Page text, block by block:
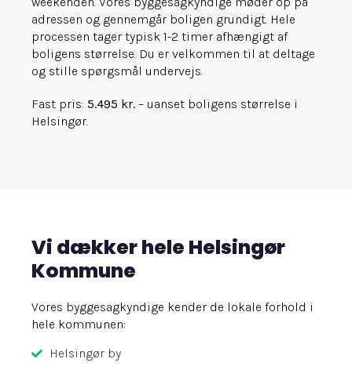
adressen og gennemgår boligen grundigt. Hele
processen tager typisk 1-2 timer afhængigt af
boligens størrelse. Du er velkommen til at deltage
og stille spørgsmål undervejs.
Fast pris: 5.495 kr. – uanset boligens størrelse i
Helsingør.
Vi dækker hele Helsingør
Kommune
Vores byggesagkyndige kender de lokale forhold i
hele kommunen:
Helsingør by